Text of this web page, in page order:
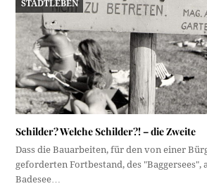
STADTLEBEN
Schilder? Welche Schilder?! – die Zweite
Dass die Bauarbeiten, für den von einer
geforderten Fortbestand, des
Badesee…